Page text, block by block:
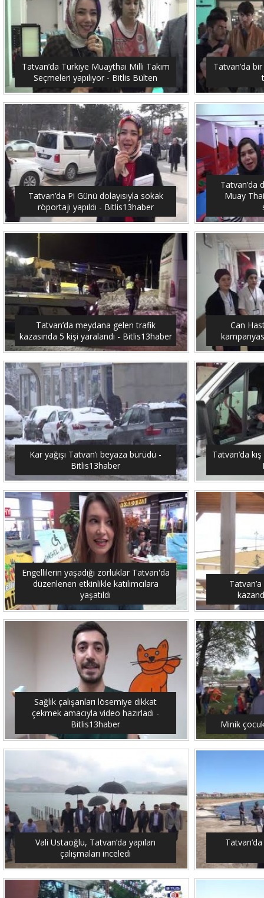
Tatvan’da Türkiye Muaythai Milli Takım
Seçmeleri yapılıyor - Bitlis Bülten
Tatvan’da
Tatvan’da Pi Günü dolayısıyla sokak
röportajı yapıldı - Bitlis13haber
Tatvan’da
Muay
Tatvan’da meydana gelen trafik
kazasında 5 kişi yaralandı - Bitlis13haber
Can
Kar yağışı Tatvan’ı beyaza bürüdü -
Bitlis13haber
Tatvan’da
Engellilerin yaşadığı zorluklar Tatvan'da
düzenlenen etkinlikle katılımcılara
yaşatıldı
Sağlık çalışanları lösemiye dikkat
çekmek amacıyla video hazırladı -
Bitlis13haber
Minik
Vali Ustaoğlu, Tatvan’da yapılan
çalışmaları inceledi